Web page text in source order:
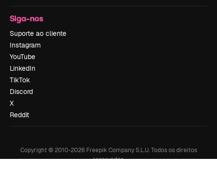
Siga-nos
Suporte ao cliente
Instagram
YouTube
LinkedIn
TikTok
Discord
X
Reddit
Copyright © 2010-2026Freepik Company S.L.U. Todos os direitos
reservados.